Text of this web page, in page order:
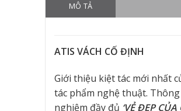
MÔ TẢ
ATIS VÁCH CỐ ĐỊNH
Giới thiệu kiệt tác mới nhất
tác phẩm nghệ thuật.
nghiệm đầy đủ ‘VẺ ĐẸP